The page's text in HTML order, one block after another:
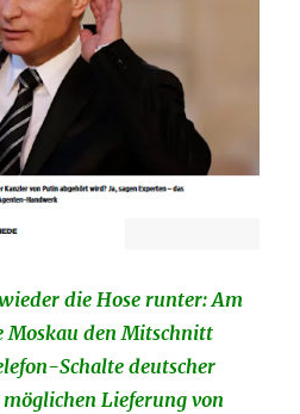
die Hose runter: Am
Moskau den Mitschnitt
Schalte deutscher
Lieferung von